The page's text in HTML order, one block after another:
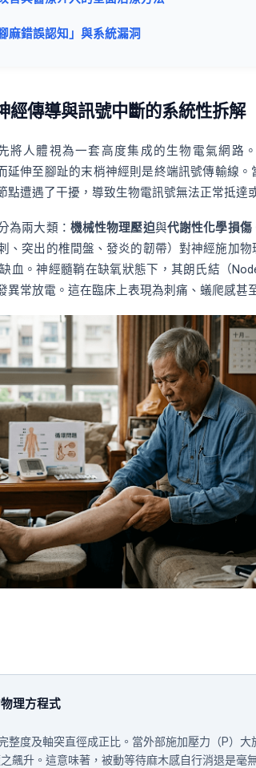
麻錯誤認知」與系統漏洞
經傳導與訊號中斷的系統性拆解
將人體視為一套高度集成的生物電氣網路
延伸至腳趾的末梢神經則是終端訊號傳輸線
點遭遇了干擾，導致生物電訊號無法正常抵達
為兩大類： 機械性物理壓迫與代謝性化學損傷
、突出的椎間盤、發炎的韌帶）對神經施加
血。神經髓鞘在缺氧狀態下，其朗氏結（
常放電。這在臨床上表現為刺痛、蟻爬感甚
理方程式
整度及軸突直徑成正比。當外部施加壓力（P）大
之飆升。這意味著，被動等待麻木感自行消退是毫